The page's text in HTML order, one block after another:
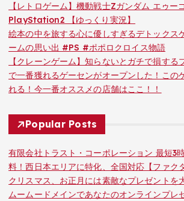
【レトロゲーム】機動戦士Zガンダム エゥー
PlayStation2 【ゆっくり実況】
絵本の中を旅する心に優しすぎるデトック
ームの思い出 #PS #ポポロクロイス物語
【クレーンゲーム】知らないとガチで損する
で一番獲れるゲーセンがオープンした！この
れる！今一番オススメの店舗はここ！！
Popular Posts
有限会社トラスト・コーポレーション 最短3
料！西日本エリアに特化、全国対応【ファク
クリスマス、お正月には素敵なプレゼントを
ムームードメインであなたのオンラインプレ